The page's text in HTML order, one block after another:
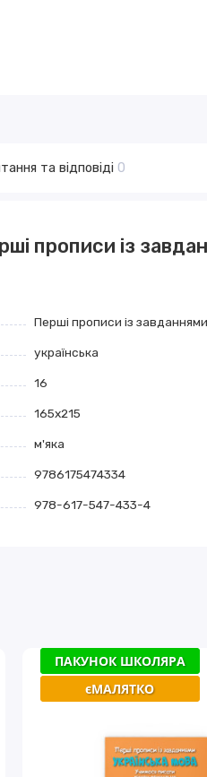
та відповіді 0
прописи із
Перші прописи із завданнями
українська
16
165х215
м'яка
9786175474334
978-617-547-433-4
ПАКУНОК ШКОЛЯРА
єМАЛЯТКО
ПАКУНОК ШКОЛЯРА
єМАЛЯТКО